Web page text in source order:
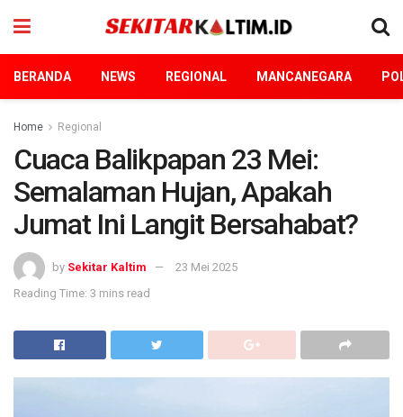
BERANDA NEWS REGIONAL MANCANEGARA
Home Regional
Cuaca Balikpapan 23 Mei:
Semalaman Hujan, Apakah
Jumat Ini Langit Bersahabat?
by Sekitar Kaltim
23 Mei 2025
Reading Time: 3 mins read